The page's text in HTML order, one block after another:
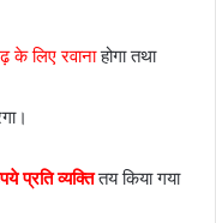
के लिए रवानाहोगा तथा
व्यक्ति तय किया गया